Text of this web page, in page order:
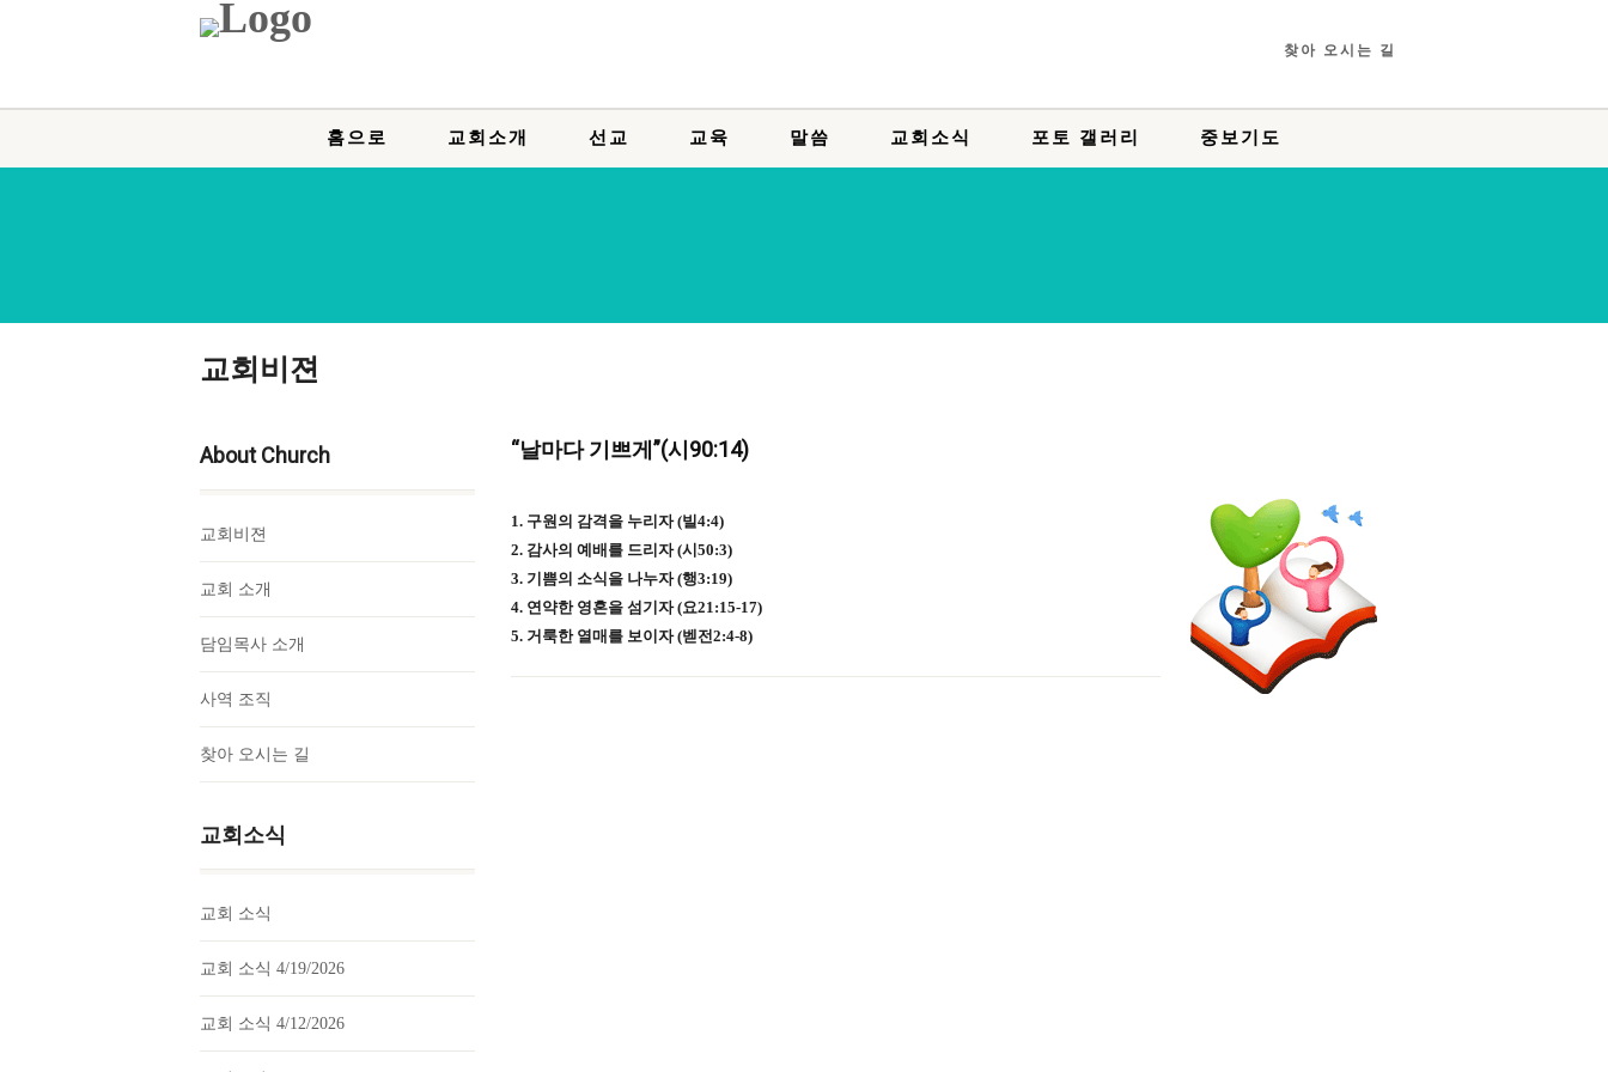
찾아 오시는 길
홈으로 교회소개 선교 교육 말씀 교회소식 포토 갤러리 중보기도
교회비젼
“날마다 기쁘게”(시90:14)
1. 구원의 감격을 누리자 (빌4:4)
2. 감사의 예배를 드리자 (시50:3)
3. 기쁨의 소식을 나누자 (행3:19)
4. 연약한 영혼을 섬기자 (요21:15-17)
5. 거룩한 열매를 보이자 (벧전2:4-8)
About Church
교회비젼
교회 소개
담임목사 소개
사역 조직
찾아 오시는 길
교회소식
교회 소식
교회 소식 4/19/2026
교회 소식 4/12/2026